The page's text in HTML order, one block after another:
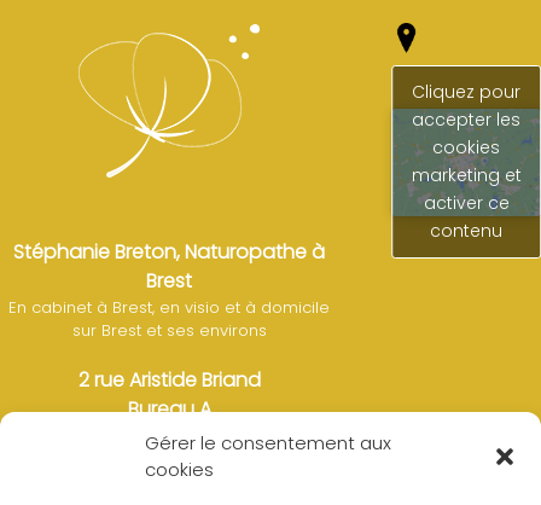
Gérer le consentement aux
cookies
Stéphanie Breton, Naturopathe à
Brest
En cabinet à Brest, en visio et à domicile
sur Brest et ses environs
2 rue Aristide Briand
Bureau A
29200 Brest
Cliquez pour
accepter les
cookies
marketing et
activer ce
contenu